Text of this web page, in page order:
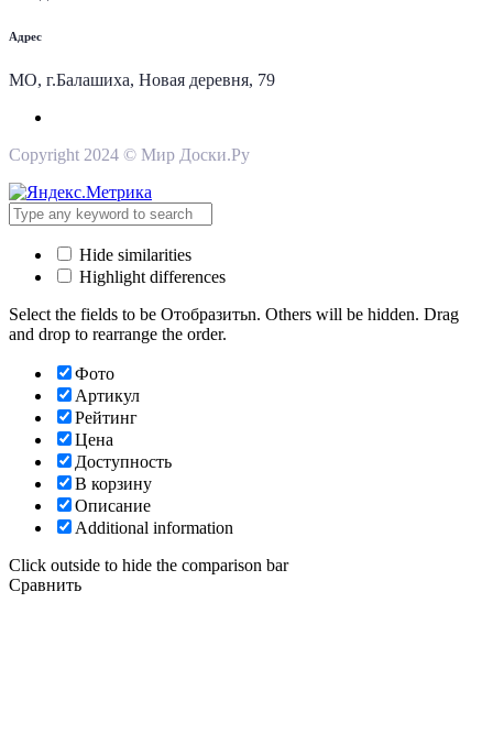
Адрес
МО, г.Балашиха, Новая деревня, 79
Copyright 2024 © Мир Доски.Ру
Hide similarities
Highlight differences
Select the fields to be Отобразитьn. Others will be hidden. Drag
and drop to rearrange the order.
Фото
Артикул
Рейтинг
Цена
Доступность
В корзину
Описание
Additional information
Click outside to hide the comparison bar
Сравнить